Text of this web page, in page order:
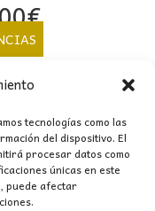
tecnologías como las
del dispositivo. El
procesar datos como
únicas en este
puede afectar
€El
actual
912,00€.